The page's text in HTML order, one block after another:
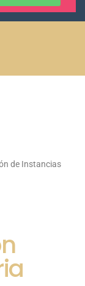
de Instancias